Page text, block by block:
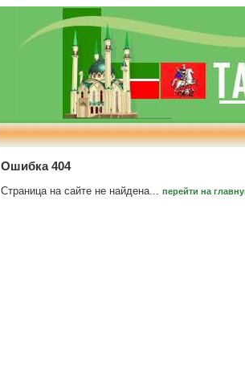
Ошибка 404
Страница на сайте не найдена... перейти на